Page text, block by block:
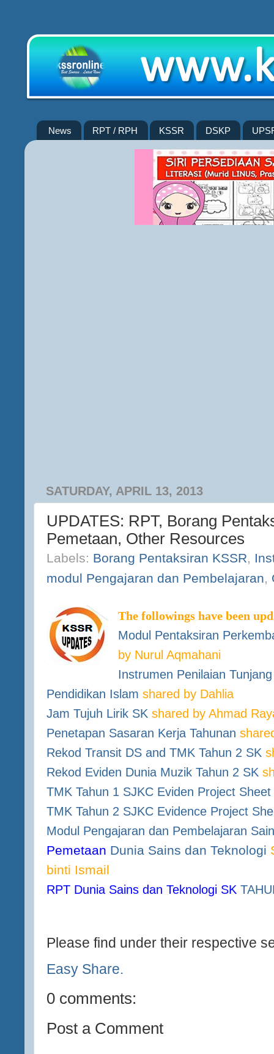
News RPT / RPH KSSR DSKP
SATURDAY, APRIL 13, 2013
UPDATES: RPT, Borang
Pemetaan, Other Resources
Labels: Borang Pentaksiran KSSR
modul Pengajaran dan Pembelajaran
The followings have been
Modul Pentaksiran
by Nurul Aqmahani
Instrumen Penilaian
Pendidikan Islam shared by Dahlia
Jam Tujuh Lirik SK shared by Ahmad
Penetapan Sasaran Kerja Tahunan
Rekod Transit DS and TMK Tahun 2 SK
Rekod Eviden Dunia Muzik Tahun 2 SK
TMK Tahun 1 SJKC Eviden Project Sheet
TMK Tahun 2 SJKC Evidence Project
Modul Pengajaran dan Pembelajaran Sain
Pemetaan Dunia Sains dan Teknologi
binti Ismail
RPT Dunia Sains dan Teknologi SK
Please find under their respective
Easy Share.
0 comments:
Post a Comment